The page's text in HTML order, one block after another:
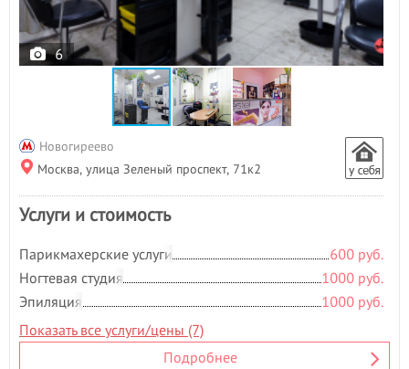
6
Новогиреево
Москва, улица Зеленый проспект, 71к2
Услуги и стоимость
Парикмахерские услуги
600 руб.
Ногтевая студия
1000 руб.
Эпиляция
1000 руб.
Показать все услуги/цены (7)
Подробнее